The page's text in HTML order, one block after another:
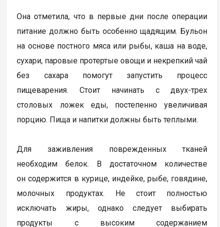
Она отметила, что в первые дни после операции
питание должно быть особенно щадящим. Бульон
на основе постного мяса или рыбы, каша на воде,
сухари, паровые протертые овощи и некрепкий чай
без сахара помогут запустить процесс
пищеварения. Стоит начинать с двух-трех
столовых ложек еды, постепенно увеличивая
порцию. Пища и напитки должны быть теплыми.
Для заживления поврежденных тканей
необходим белок. В достаточном количестве
он содержится в курице, индейке, рыбе, говядине,
молочных продуктах. Не стоит полностью
исключать жиры, однако следует выбирать
продукты с высоким содержанием